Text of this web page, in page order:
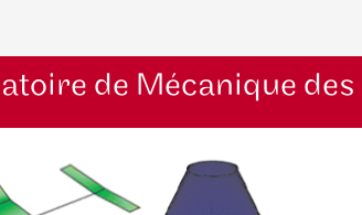
de Mécanique des